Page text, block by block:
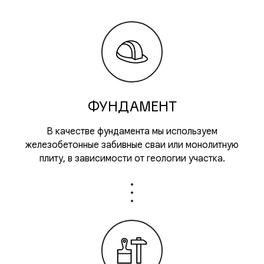
ФУНДАМЕНТ
В качестве фундамента мы используем
железобетонные забивные сваи или монолитную
плиту, в зависимости от геологии участка.